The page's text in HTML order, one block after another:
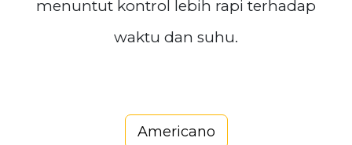
menuntut kontrol lebih rapi terhadap
waktu dan suhu.
Americano